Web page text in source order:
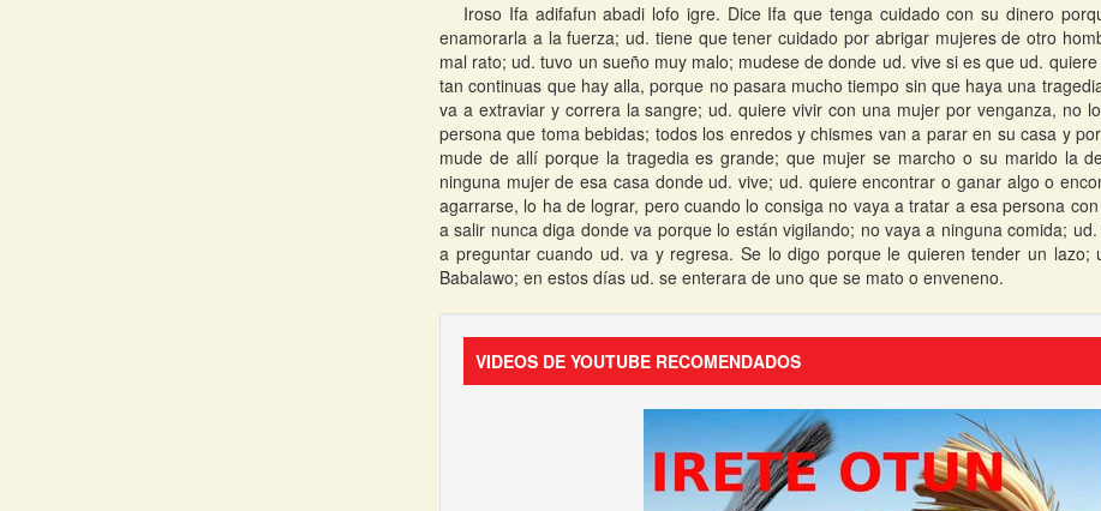
Iroso Ifa adifafun abadi lofo igre. Dice Ifa que tenga cuidado con su dinero
enamorarla a la fuerza; ud. tiene que tener cuidado por abrigar mujeres de otro
mal rato; ud. tuvo un sueño muy malo; mudese de donde ud. vive si es que ud.
tan continuas que hay alla, porque no pasara mucho tiempo sin que haya una
va a extraviar y correra la sangre; ud. quiere vivir con una mujer por venganza, no
persona que toma bebidas; todos los enredos y chismes van a parar en su casa y
mude de allí porque la tragedia es grande; que mujer se marcho o su marido la
ninguna mujer de esa casa donde ud. vive; ud. quiere encontrar o ganar algo o
agarrarse, lo ha de lograr, pero cuando lo consiga no vaya a tratar a esa persona
a salir nunca diga donde va porque lo están vigilando; no vaya a ninguna comida;
a preguntar cuando ud. va y regresa. Se lo digo porque le quieren tender un lazo;
Babalawo; en estos días ud. se enterara de uno que se mato o enveneno.
VIDEOS DE YOUTUBE RECOMENDADOS